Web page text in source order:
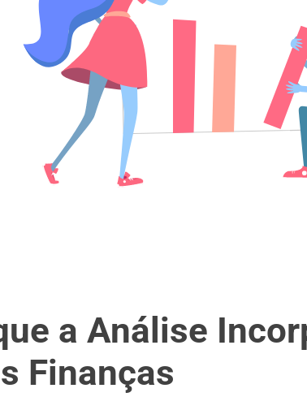
a Análise
Finanças